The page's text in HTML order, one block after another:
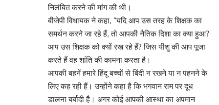
निलंबित करने की मांग की थी।
बीजेपी विधायक ने कहा, “यदि आप उस तरह के शिक्षक का
समर्थन करने जा रहे हैं, तो आपकी नैतिक दिशा का क्या हुआ?
आप उस शिक्षक को क्यों रख रहे हैं? जिस यीशु की आप पूजा
करते हैं वह शांति की कामना करता है।
आपकी बहनें हमारे हिंदू बच्चों से बिंदी न रखने या न पहनने के
लिए कह रही हैं। उन्होंने कहा है कि भगवान राम पर दूध
डालना बर्बादी है। अगर कोई आपकी आस्था का अपमान